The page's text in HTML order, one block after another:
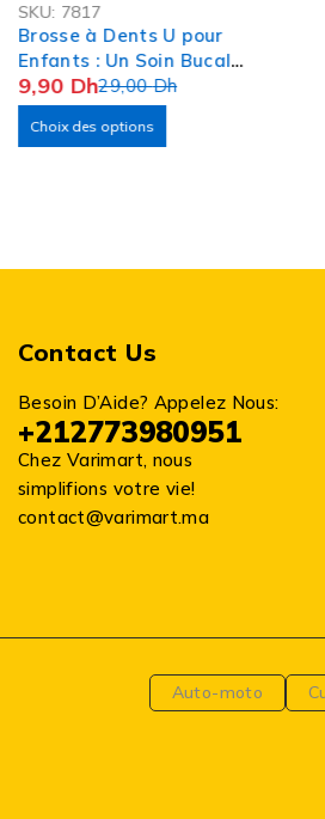
OFFRE FLASH
SKU: 7817
Brosse à Dents U pour
Enfants : Un Soin Bucal
Innovant29,00Dh
9,90 Dh
Choix des options
Contact Us
Besoin D’Aide? Appelez Nous:
+212773980951
Chez Varimart, nous
simplifions votre vie!
contact@varimart.ma
Auto-moto